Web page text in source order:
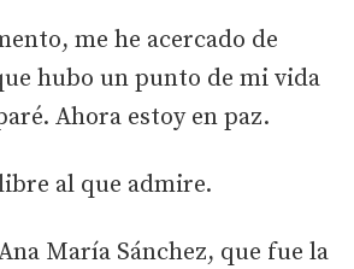
me he acercado de
hubo un punto de mi vida
Ahora estoy en paz.
al que admire.
María Sánchez, que fue la